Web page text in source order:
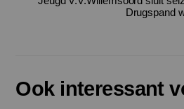
Drugspand
Ook interessant